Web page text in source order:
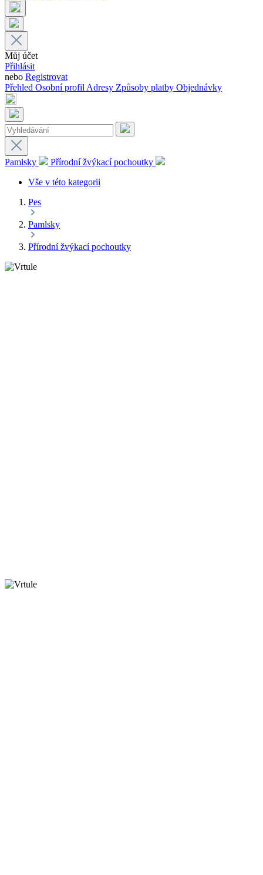
Můj účet
Přihlásit
nebo Registrovat
Přehled Osobní profilAdresy Způsoby platby Objednávky
Pamlsky
Přírodní žvýkací pochoutky
Vše v této kategorii
Pes
Pamlsky
Přírodní žvýkací pochoutky